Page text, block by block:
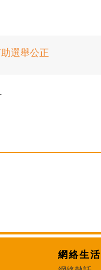
選舉公正
網絡生活